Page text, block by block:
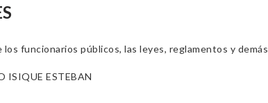
funcionarios públicos, las leyes, reglamentos y
ISIQUE ESTEBAN